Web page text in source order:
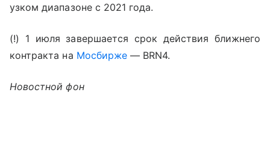
узком диапазоне с 2021 года.
(!) 1 июля завершается срок действия ближнего
контракта на Мосбирже — BRN4.
Новостной фон